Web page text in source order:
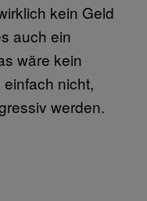
kein Geld
auch ein
wäre kein
nicht,
werden.